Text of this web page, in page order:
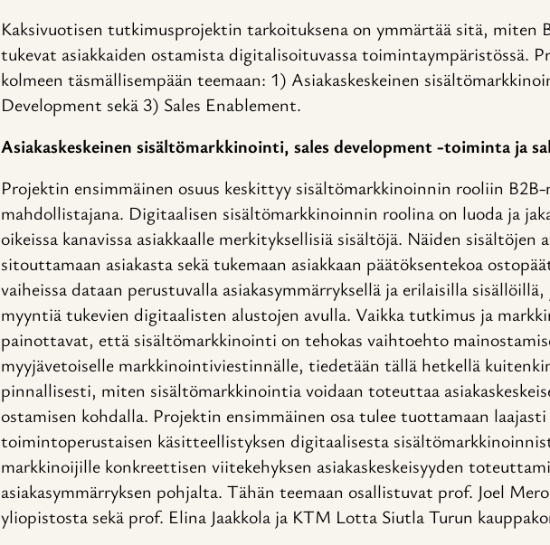
Kaksivuotisen tutkimusprojektin tarkoituksena on ymmärtää sitä, miten
tukevat asiakkaiden ostamista digitalisoituvassa toimintaympäristössä.
kolmeen täsmällisempään teemaan: 1) Asiakaskeskeinen
Development sekä 3) Sales Enablement.
Asiakaskeskeinen sisältömarkkinointi, sales development -toiminta ja
Projektin ensimmäinen osuus keskittyy sisältömarkkinoinnin rooliin
mahdollistajana. Digitaalisen sisältömarkkinoinnin roolina on luoda ja
oikeissa kanavissa asiakkaalle merkityksellisiä sisältöjä. Näiden sisältöjen
sitouttamaan asiakasta sekä tukemaan asiakkaan päätöksentekoa
vaiheissa dataan perustuvalla asiakasymmärryksellä ja erilaisilla
myyntiä tukevien digitaalisten alustojen avulla. Vaikka tutkimus ja
painottavat, että sisältömarkkinointi on tehokas vaihtoehto
myyjävetoiselle markkinointiviestinnälle, tiedetään tällä hetkellä
pinnallisesti, miten sisältömarkkinointia voidaan toteuttaa
ostamisen kohdalla. Projektin ensimmäinen osa tulee tuottamaan
toimintoperustaisen käsitteellistyksen digitaalisesta
markkinoijille konkreettisen viitekehyksen asiakaskeskeisyyden
asiakasymmärryksen pohjalta. Tähän teemaan osallistuvat prof. Joel Mero
yliopistosta sekä prof. Elina Jaakkola ja KTM Lotta Siutla Turun